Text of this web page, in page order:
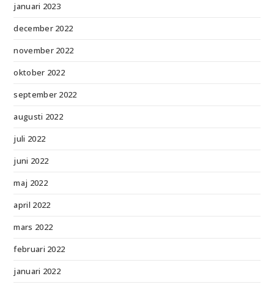
januari 2023
december 2022
november 2022
oktober 2022
september 2022
augusti 2022
juli 2022
juni 2022
maj 2022
april 2022
mars 2022
februari 2022
januari 2022